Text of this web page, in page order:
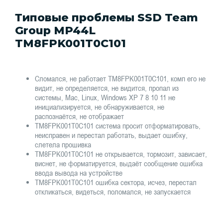
Типовые проблемы SSD Team
Group MP44L
TM8FPK001T0C101
Сломался, не работает TM8FPK001T0C101, комп его не
видит, не определяется, не видится, пропал из
системы, Mac, Linux, Windows XP 7 8 10 11 не
инициализируется, не обнаруживается, не
распознаётся, не отображает
TM8FPK001T0C101 система просит отформатировать,
неисправен и перестал работать, выдает ошибку,
слетела прошивка
TM8FPK001T0C101 не открывается, тормозит, зависает,
виснет, не форматируется, выдаёт сообщение ошибка
ввода вывода на устройстве
TM8FPK001T0C101 ошибка сектора, исчез, перестал
откликаться, видеться, поломался, не запускается